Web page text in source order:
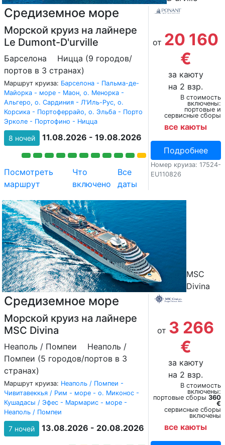
Средиземное море
Морской круиз на лайнере
Le Dumont-D'urville
Барселона
Ницца (9 городов/
портов в 3 странах)
Маршрут круиза: Барселона - Пальма-де-
Майорка - море - Маон, о. Менорка -
Альгеро, о. Сардиния - Л'Иль-Рус, о.
Корсика - Портоферрайо, о. Эльба - Порто
Эрколе - Портофино - Ницца
8 ночей 11.08.2026 - 19.08.2026
Посмотреть
маршрут
Что
включено
Все
даты
от 20 160
€
за каюту
на 2 взр.
В стоимость
включены:
портовые и
сервисные сборы
все каюты
Подробнее
Номер круиза: 17524-
EU110826
MSC
Divina
Средиземное море
Морской круиз на лайнере
MSC Divina
Неаполь / Помпеи
Неаполь /
Помпеи (5 городов/портов в 3
странах)
Маршрут круиза: Неаполь / Помпеи -
Чивитавеккья / Рим - море - о. Миконос -
Кушадасы / Эфес - Мармарис - море -
Неаполь / Помпеи
7 ночей 13.08.2026 - 20.08.2026
от 3 266
€
за каюту
на 2 взр.
В стоимость
включены:
портовые сборы 360
€
сервисные сборы
включены
все каюты